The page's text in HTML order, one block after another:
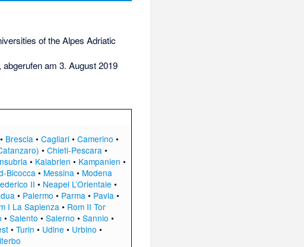
of the Alpes Adriatic
abgerufen am 3. August 2019
• Brescia • Cagliari• Camerino •
• Chieti-Pescara •
• Kalabrien • Kampanien •
Bicocca • Messina • Modena
II • Neapel L’Orientale •
• Palermo • Parma • Pavia •
I La Sapienza • Rom II Tor
• Salento • Salerno • Sannio •
• Turin • Udine • Urbino •